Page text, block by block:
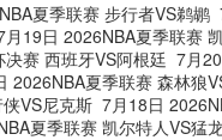
夏季联赛 步行者VS鹈鹕
月19日 2026NBA夏季联赛
赛 西班牙VS阿根廷 7月
2026NBA夏季联赛 森林狼
VS尼克斯 7月18日
夏季联赛 凯尔特人VS猛